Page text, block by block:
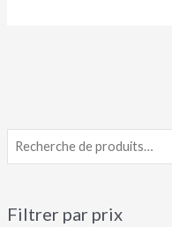
Filtrer par prix